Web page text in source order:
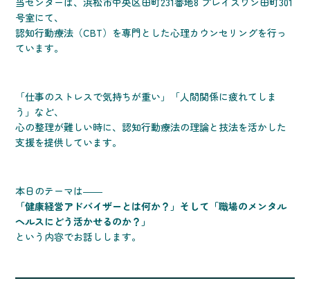
号室にて、
認知行動療法（CBT）を専門とした心理カウンセリングを行っ
ています。
「仕事のストレスで気持ちが重い」「人間関係に疲れてしま
う」など、
心の整理が難しい時に、認知行動療法の理論と技法を活かした
支援を提供しています。
本日のテーマは――
「健康経営アドバイザーとは何か？」そして「職場のメンタル
ヘルスにどう活かせるのか？」
という内容でお話しします。